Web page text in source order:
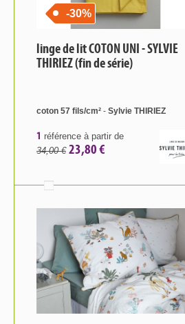
-30%
linge de lit COTON UNI - SYLVIE
THIRIEZ (fin de série)
coton 57 fils/cm² - Sylvie THIRIEZ
1 référence à partir de
34,00 € 23,80 €